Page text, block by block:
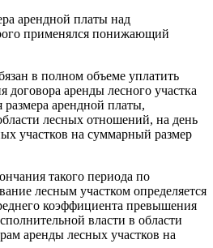
арендной платы над
применялся понижающий
в полном объеме уплатить
аренды лесного участка
арендной платы,
лесных отношений, на день
участков на суммарный размер
такого периода по
лесным участком определяется
коэффициента превышения
власти в области
аренды лесных участков на